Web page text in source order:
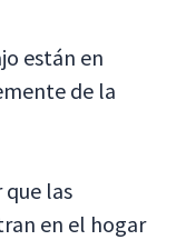
están en
de la
las
en el hogar